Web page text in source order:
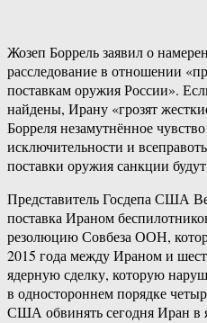
Жозеп Боррель заявил о
расследование в отношении
поставкам оружия России».
найдены, Ирану «грозят
Борреля незамутнённое
исключительности и
поставки оружия санкции
Представитель Госдепа США
поставка Ираном
резолюцию Совбеза ООН,
2015 года между Ираном и
ядерную сделку, которую
в одностороннем порядке
США обвинять сегодня Иран в